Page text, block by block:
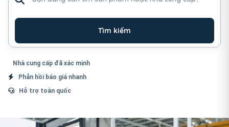
Tìm kiếm
Nhà cung cấp đã xác minh
Phản hồi báo giá nhanh
Hỗ trợ toàn quốc